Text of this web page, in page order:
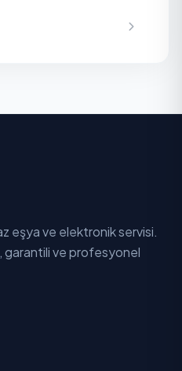
eşya ve elektronik servisi.
garantili ve profesyonel